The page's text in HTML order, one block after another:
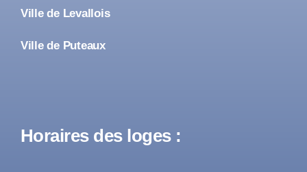
Ville de Levallois
Ville de Puteaux
Horaires des loges :